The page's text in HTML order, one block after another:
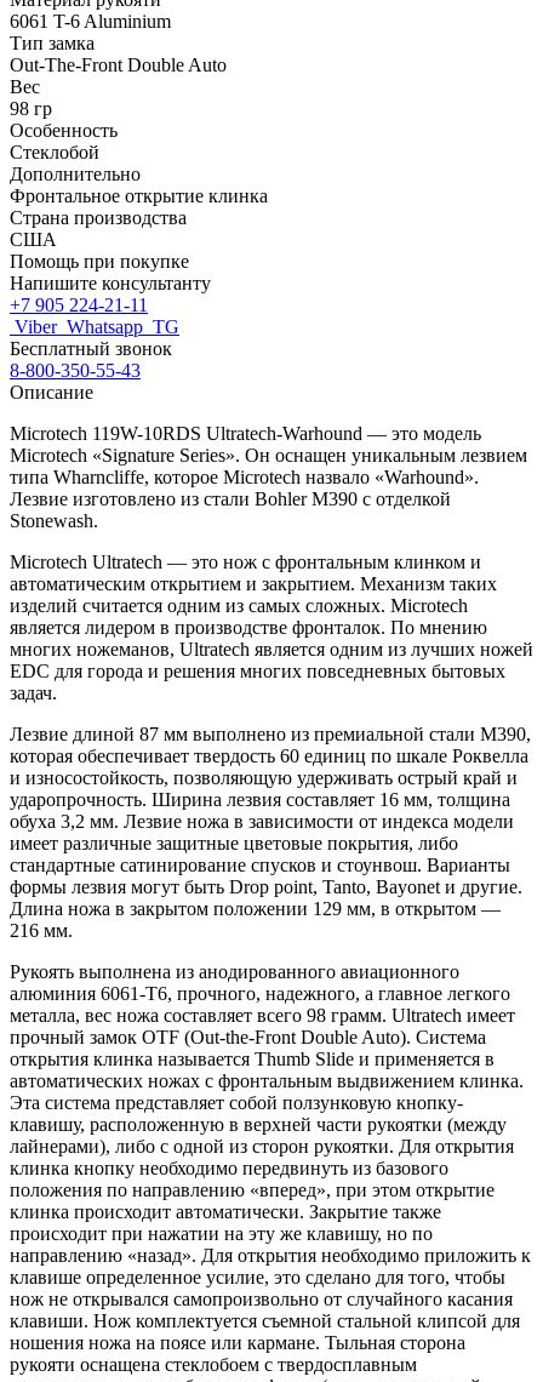
6061 T-6 Aluminium
Тип замка
Out-The-Front Double Auto
Вес
98 гр
Особенность
Стеклобой
Дополнительно
Фронтальное открытие клинка
Страна производства
США
Помощь при покупке
Напишите консультанту
+7 905 224-21-11
Viber Whatsapp TG
Бесплатный звонок
8-800-350-55-43
Описание
Microtech 119W-10RDS Ultratech-Warhound — это модель
Microtech «Signature Series». Он оснащен уникальным лезвием
типа Wharncliffe, которое Microtech назвало «Warhound».
Лезвие изготовлено из стали Bohler M390 с отделкой
Stonewash.
Microtech Ultratech — это нож с фронтальным клинком и
автоматическим открытием и закрытием. Механизм таких
изделий считается одним из самых сложных. Microtech
является лидером в производстве фронталок. По мнению
многих ножеманов, Ultratech является одним из лучших ножей
EDC для города и решения многих повседневных бытовых
задач.
Лезвие длиной 87 мм выполнено из премиальной стали M390,
которая обеспечивает твердость 60 единиц по шкале Роквелла
и износостойкость, позволяющую удерживать острый край и
ударопрочность. Ширина лезвия составляет 16 мм, толщина
обуха 3,2 мм. Лезвие ножа в зависимости от индекса модели
имеет различные защитные цветовые покрытия, либо
стандартные сатинирование спусков и стоунвош. Варианты
формы лезвия могут быть Drop point, Tanto, Bayonet и другие.
Длина ножа в закрытом положении 129 мм, в открытом —
216 мм.
Рукоять выполнена из анодированного авиационного
алюминия 6061-T6, прочного, надежного, а главное легкого
металла, вес ножа составляет всего 98 грамм. Ultratech имеет
прочный замок OTF (Out-the-Front Double Auto). Система
открытия клинка называется Thumb Slide и применяется в
автоматических ножах с фронтальным выдвижением клинка.
Эта система представляет собой ползунковую кнопку-
клавишу, расположенную в верхней части рукоятки (между
лайнерами), либо с одной из сторон рукоятки. Для открытия
клинка кнопку необходимо передвинуть из базового
положения по направлению «вперед», при этом открытие
клинка происходит автоматически. Закрытие также
происходит при нажатии на эту же клавишу, но по
направлению «назад». Для открытия необходимо приложить к
клавише определенное усилие, это сделано для того, чтобы
нож не открывался самопроизвольно от случайного касания
клавиши. Нож комплектуется съемной стальной клипсой для
ношения ножа на поясе или кармане. Тыльная сторона
рукояти оснащена стеклобоем с твердосплавным